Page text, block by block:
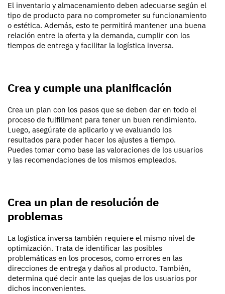
El inventario y almacenamiento deben adecuarse según el
tipo de producto para no comprometer su funcionamiento
o estética. Además, esto te permitirá mantener una buena
relación entre la oferta y la demanda, cumplir con los
tiempos de entrega y facilitar la logística inversa.
Crea y cumple una planificación
Crea un plan con los pasos que se deben dar en todo el
proceso de fulfillment para tener un buen rendimiento.
Luego, asegúrate de aplicarlo y ve evaluando los
resultados para poder hacer los ajustes a tiempo.
Puedes tomar como base las valoraciones de los usuarios
y las recomendaciones de los mismos empleados.
Crea un plan de resolución de
problemas
La logística inversa también requiere el mismo nivel de
optimización. Trata de identificar las posibles
problemáticas en los procesos, como errores en las
direcciones de entrega y daños al producto. También,
determina qué decir ante las quejas de los usuarios por
dichos inconvenientes.